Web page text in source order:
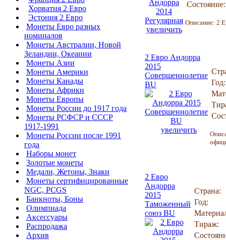
Хорватия 2 Евро
Эстония 2 Евро
Монеты Евро разных
номиналов
Монеты Австралии, Новой
Зеландии, Океании
Монеты Азии
Монеты Америки
Монеты Канады
Монеты Африки
Монеты Европы
Монеты России до 1917 года
Монеты РСФСР и СССР
1917-1991
Монеты России после 1991
года
Наборы монет
Золотые монеты
Медали, Жетоны, Знаки
Монеты сертифицированные
NGC, PCGS
Банкноты, Боны
Олимпиада
Аксессуары
Распродажа
Архив
увеличить
Состояние:
Описание: 2
2 Евро Андорра
2015
Совершеннолетие
BU
увеличить
Год:
2 Евро
Андорра
2015
Таможенный
союз BU
Страна:
Год:
Тираж: